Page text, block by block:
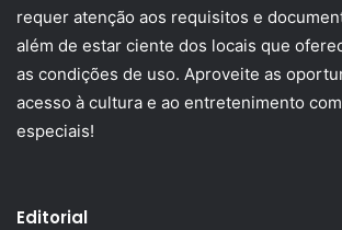
requer atenção aos requisitos e
além de estar ciente dos locais que
as condições de uso. Aproveite as
acesso à cultura e ao entretenimento
especiais!
Editorial